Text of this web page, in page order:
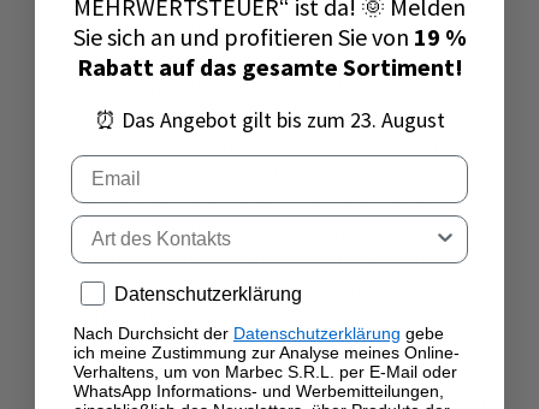
oder durch Verwitterung durch
Witterungseinflüsse und
Kalkablagerungen gebleicht werden.
BRIGHTSTONE NERO bietet eine
den Glanz und die natürliche Schönheit
des Steins zu erhalten und zu erneuern.
Dieses Produkt ist sehr einfach
aufzutragen, massiert bis zur Sättigung
des Materials, wie zum Beispiel das
MEHRWERTSTEUER“ ist da! 🌞 Melden
Sie sich an und profitieren Sie von 19 %
Rabatt auf das gesamte Sortiment!
⏰ Das Angebot gilt bis zum 23. August
Email
Tipo di contatto
Privacy policy
Datenschutzerklärung
Nach Durchsicht der Datenschutzerklärung gebe
ich meine Zustimmung zur Analyse meines Online-
Verhaltens, um von Marbec S.R.L. per E-Mail oder
WhatsApp Informations- und Werbemitteilungen,